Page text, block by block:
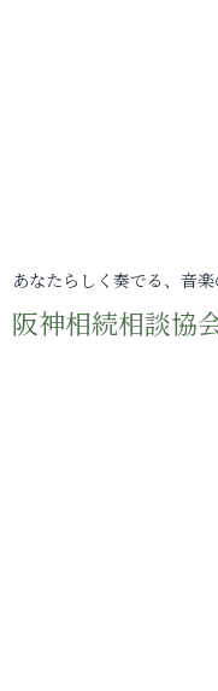
あなたらしく奏でる、音
阪神相続相談協